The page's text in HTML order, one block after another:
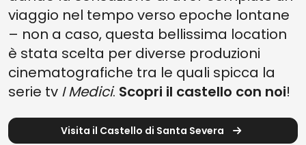
viaggio nel tempo verso epoche lontane
– non a caso, questa bellissima location
è stata scelta per diverse produzioni
cinematografiche tra le quali spicca la
serie tv I Medici. Scopri il castello con noi!
Visita il Castello di Santa Severa